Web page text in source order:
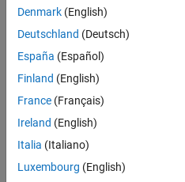
Mandel
brot
Set
Oct
2021
Denmark (English)
Deutschland (Deutsch)
España (Español)
Finland (English)
France (Français)
Ireland (English)
Italia (Italiano)
Luxembourg (English)